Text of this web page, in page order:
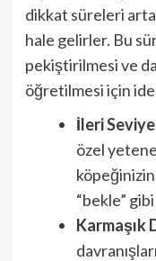
dikkat süreleri
hale gelirler. Bu
pekiştirilmesi ve
öğretilmesi için
İleri
özel
köpeğinizin
“bekle”
Karmaşık